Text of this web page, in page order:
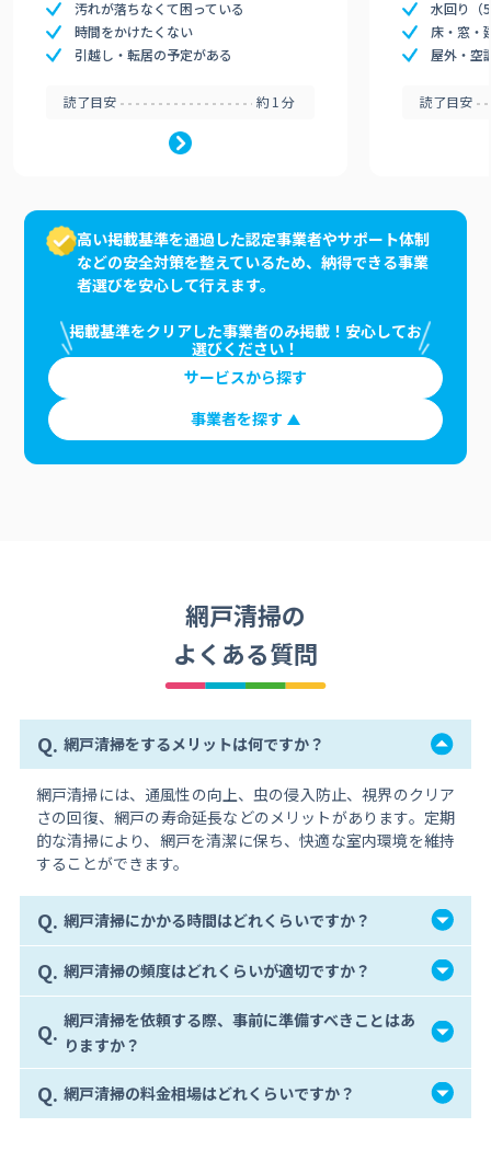
汚れが落ちなくて困っている
時間をかけたくない
引越し・転居の予定がある
読了目安 約1分
水回り（
床・窓・
屋外・空
読了目安
高い掲載基準を通過した認定事業者やサポート体制
などの安全対策を整えているため、納得できる事業
者選びを安心して行えます。
掲載基準をクリアした事業者のみ掲載！安心してお
選びください！
サービスから探す
事業者を探す
網戸清掃の
よくある質問
Q. 網戸清掃をするメリットは何ですか？
網戸清掃には、通風性の向上、虫の侵入防止、視界のクリア
さの回復、網戸の寿命延長などのメリットがあります。定期
的な清掃により、網戸を清潔に保ち、快適な室内環境を維持
することができます。
Q. 網戸清掃にかかる時間はどれくらいですか？
Q. 網戸清掃の頻度はどれくらいが適切ですか？
Q. 網戸清掃を依頼する際、事前に準備すべきことはあ
りますか？
Q. 網戸清掃の料金相場はどれくらいですか？